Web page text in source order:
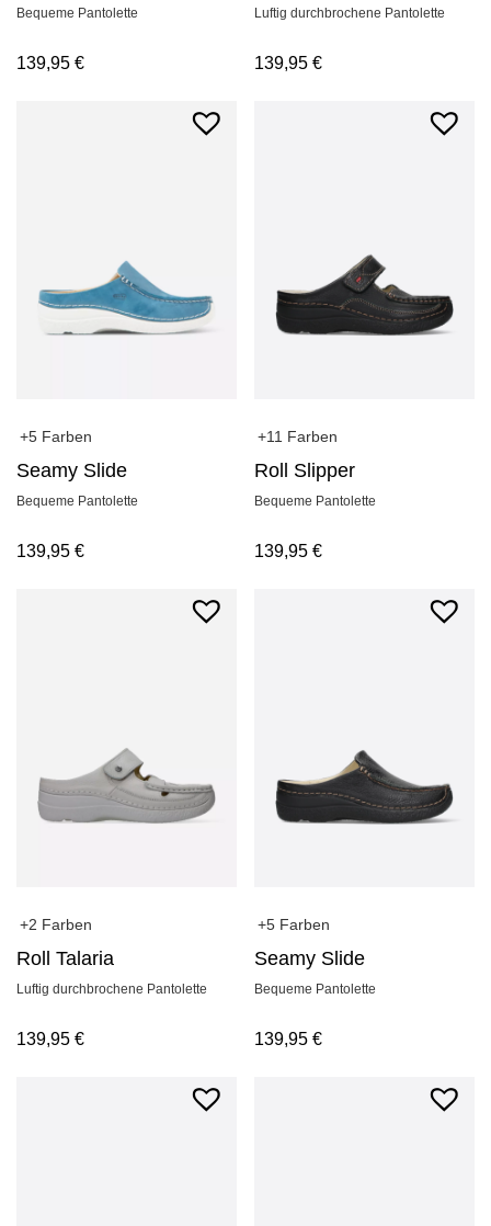
Bequeme Pantolette
139,95 €
Luftig durchbrochene Pantolette
139,95€
+5 Farben
Seamy Slide
Bequeme Pantolette
139,95 €
+11 Farben
Roll Slipper
Bequeme Pantolette
139,95€
+2 Farben
Roll Talaria
Luftig durchbrochene Pantolette
139,95 €
+5 Farben
Seamy Slide
Bequeme Pantolette
139,95€